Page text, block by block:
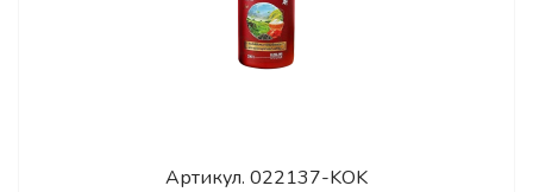
Артикул. 022137-KOK